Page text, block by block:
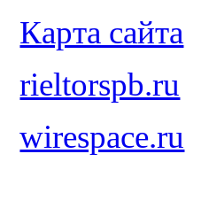
Карта сайта
rieltorspb.ru
wirespace.ru